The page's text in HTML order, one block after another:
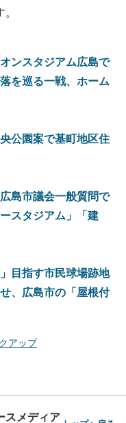
ンスタジアム広島で
を巡る一戦、ホーム
公園案で基町地区住
島市議会一般質問で
スタジアム」「建
目指す市民球場跡地
、広島市の「屋根付
アップ
スメディア